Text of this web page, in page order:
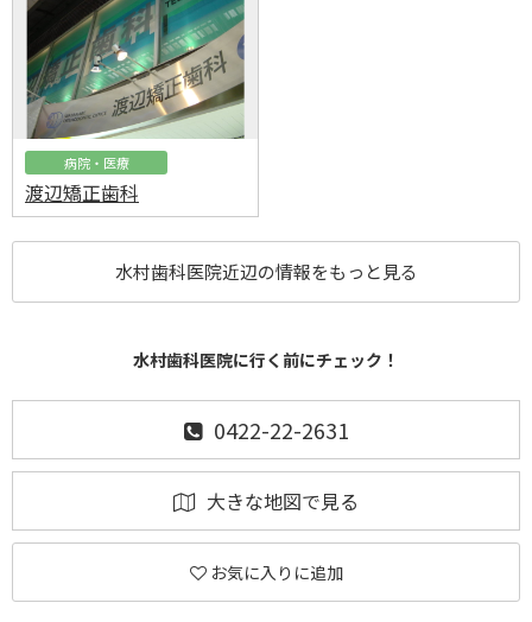
病院・医療
渡辺矯正歯科
水村歯科医院近辺の情報をもっと見る
水村歯科医院に行く前にチェック！
0422-22-2631
大きな地図で見る
お気に入りに追加